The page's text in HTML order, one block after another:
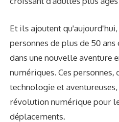
Et ils ajoutent
personnes de plus de 50
dans une nouvelle aventure
numériques. Ces personnes,
technologie et
révolution numérique pour
déplacements.